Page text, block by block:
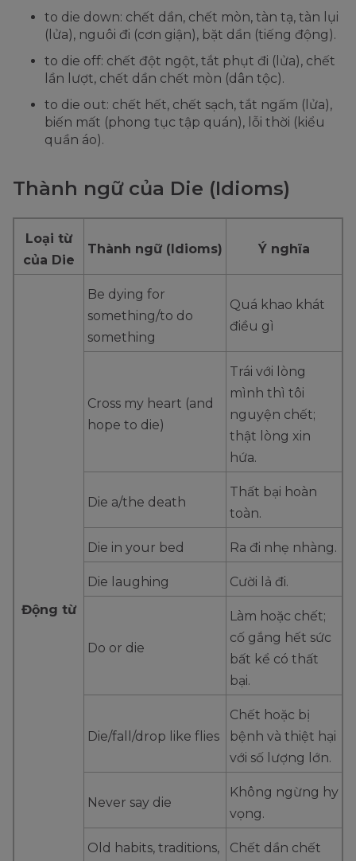
to die down: chết dần, chết mòn, tàn tạ, tàn lụi
(lửa), nguôi đi (cơn giận), bặt dần (tiếng động).
to die off: chết đột ngột, tắt phụt đi (lửa), chết
lần lượt, chết dần chết mòn (dân tộc).
to die out: chết hết, chết sạch, tắt ngấm (lửa),
biến mất (phong tục tập quán), lỗi thời (kiểu
quần áo).
Thành ngữ của Die (Idioms)
Loại từ
của Die
Thành ngữ (Idioms) Ý nghĩa
Động từ
Be dying for
something/to do
something
Quá khao khát
điều gì
Cross my heart (and
hope to die)
Trái với lòng
mình thì tôi
nguyện chết;
thật lòng xin
hứa.
Die a/the death
Thất bại hoàn
toàn.
Die in your bed Ra đi nhẹ nhàng.
Die laughing Cười lả đi.
Do or die
Làm hoặc chết;
cố gắng hết sức
bất kể có thất
bại.
Die/fall/drop like flies
Chết hoặc bị
bệnh và thiệt hại
với số lượng lớn.
Never say die
Không ngừng hy
vọng.
Old habits, traditions,
Chết dần chết